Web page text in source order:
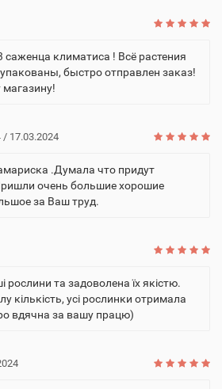
климатиса ! Всё растения
быстро отправлен заказ!
/ 17.03.2024
.Думала что придут
очень большие хорошие
за Ваш труд.
та задоволена їх якістю.
кількість, усі рослинки отримала
вдячна за вашу працю)